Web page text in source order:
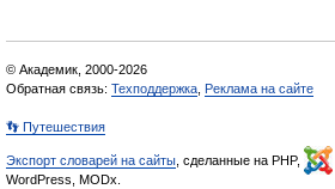
© Академик, 2000-2026
Обратная связь: Техподдержка Реклама на сайте
👣 Путешествия
Экспорт словарей на сайты , сделанные на PHP,
WordPress, MODx.